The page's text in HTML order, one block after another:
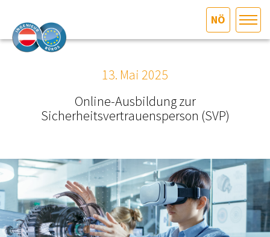
NÖ
DAS INGENIEURBÜRO
INTERESSEN­VERTRETUNG
MITGLIEDER­VERZEICHNIS
SERVICE
13. Mai 2025
Online-Ausbildung zur
Sicherheitsvertrauensperson (SVP)